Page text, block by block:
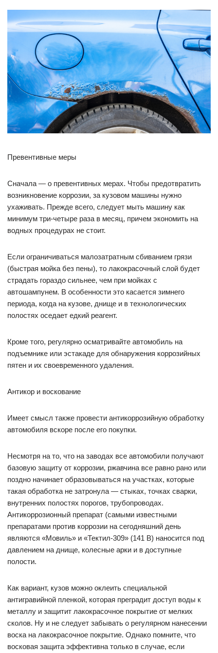
Превентивные меры
Сначала — о превентивных мерах. Чтобы предотвратить
возникновение коррозии, за кузовом машины нужно
ухаживать. Прежде всего, следует мыть машину как
минимум три-четыре раза в месяц, причем экономить на
водных процедурах не стоит.
Если ограничиваться малозатратным сбиванием грязи
(быстрая мойка без пены), то лакокрасочный слой будет
страдать гораздо сильнее, чем при мойках с
автошампунем. В особенности это касается зимнего
периода, когда на кузове, днище и в технологических
полостях оседает едкий реагент.
Кроме того, регулярно осматривайте автомобиль на
подъемнике или эстакаде для обнаружения коррозийных
пятен и их своевременного удаления.
Антикор и воскование
Имеет смысл также провести антикоррозийную обработку
автомобиля вскоре после его покупки.
Несмотря на то, что на заводах все автомобили получают
базовую защиту от коррозии, ржавчина все равно рано или
поздно начинает образовываться на участках, которые
такая обработка не затронула — стыках, точках сварки,
внутренних полостях порогов, трубопроводах.
Антикоррозионный препарат (самыми известными
препаратами против коррозии на сегодняшний день
являются «Мовиль» и «Тектил-309» (141 В) наносится под
давлением на днище, колесные арки и в доступные
полости.
Как вариант, кузов можно оклеить специальной
антигравийной пленкой, которая преградит доступ воды к
металлу и защитит лакокрасочное покрытие от мелких
сколов. Ну и не следует забывать о регулярном нанесении
воска на лакокрасочное покрытие. Однако помните, что
восковая защита эффективна только в случае, если